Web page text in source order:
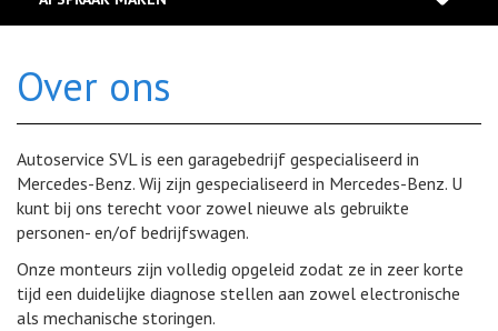
ons af! Nu rijden, straks betalen? Ook dat kan via onze
partners!
Over ons
Autoservice SVL is een garagebedrijf gespecialiseerd in
Mercedes-Benz. Wij zijn gespecialiseerd in Mercedes-Benz. U
kunt bij ons terecht voor zowel nieuwe als gebruikte
personen- en/of bedrijfswagen.
Onze monteurs zijn volledig opgeleid zodat ze in zeer korte
tijd een duidelijke diagnose stellen aan zowel electronische
als mechanische storingen.